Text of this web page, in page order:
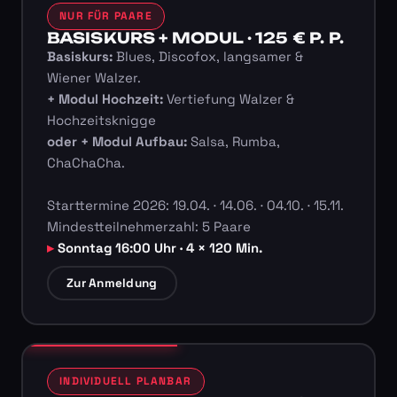
NUR FÜR PAARE
BASISKURS + MODUL · 125 € P. P.
Basiskurs:Blues, Discofox, langsamer &
Wiener Walzer.
+ Modul Hochzeit:Vertiefung Walzer &
Hochzeitsknigge
oder + Modul Aufbau:Salsa, Rumba,
ChaChaCha.
Starttermine 2026: 19.04. · 14.06. · 04.10. · 15.11.
Mindestteilnehmerzahl: 5 Paare
Sonntag 16:00 Uhr · 4 × 120 Min.
Zur Anmeldung
INDIVIDUELL PLANBAR